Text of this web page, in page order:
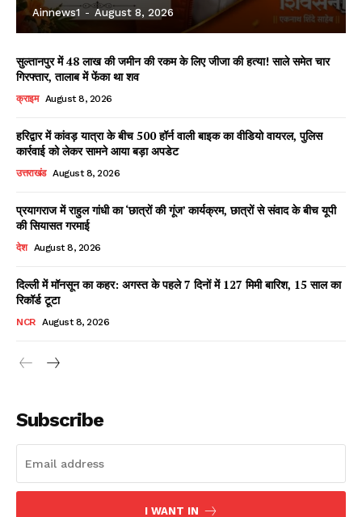
Facebook
X WhatsApp
Read Latest News on AIN
Ainnews1 - August 8, 2026
सुल्तानपुर में 48 लाख की जमीन की रकम के लिए जीजा की हत्या! साले समेत चार
गिरफ्तार, तालाब में फेंका था शव
क्राइम August 8, 2026
हरिद्वार में कांवड़ यात्रा के बीच 500 हॉर्न वाली बाइक का वीडियो वायरल, पुलिस
कार्रवाई को लेकर सामने आया बड़ा अपडेट
उत्तराखंड August 8, 2026
प्रयागराज में राहुल गांधी का ‘छात्रों की गूंज’ कार्यक्रम, छात्रों से संवाद के बीच यूपी
की सियासत गरमाई
देश August 8, 2026
दिल्ली में मॉनसून का कहर: अगस्त के पहले 7 दिनों में 127 मिमी बारिश, 15 साल का
रिकॉर्ड टूटा
NCR August 8, 2026
Subscribe
I WANT IN